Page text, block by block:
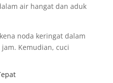
air hangat dan aduk
noda keringat dalam
Kemudian, cuci